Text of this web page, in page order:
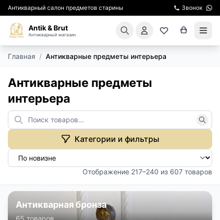
Антикварный салон предметов старины Звонок
Antik & Brut
Антикварный магазин
АРЕНДА МЕБЕЛИ
ПОДАРКИ
КИНОСЪЕМКА
ЭКСКУРСИИ
КУРСЫ ПО РЕСТАВРАЦИИ
Главная / Антикварные предметы интерьера
Антикварные предметы
интерьера
Категории и фильтры
Отображение 217–240 из 607 товаров
Антикварная бронза
65 товаров